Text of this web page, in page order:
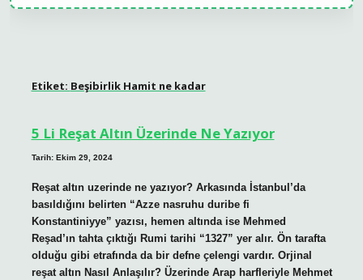
Etiket: Beşibirlik Hamit ne kadar
5 Li Reşat Altın Üzerinde Ne Yazıyor
Tarih: Ekim 29, 2024
Reşat altın uzerinde ne yazıyor? Arkasında İstanbul’da
basıldığını belirten “Azze nasruhu duribe fi
Konstantiniyye” yazısı, hemen altında ise Mehmed
Reşad’ın tahta çıktığı Rumi tarihi “1327” yer alır. Ön tarafta
olduğu gibi etrafında da bir defne çelengi vardır. Orjinal
reşat altın Nasıl Anlaşılır? Üzerinde Arap harfleriyle Mehmet